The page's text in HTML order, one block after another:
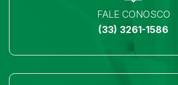
FALE CONOSCO
(33) 3261-1586